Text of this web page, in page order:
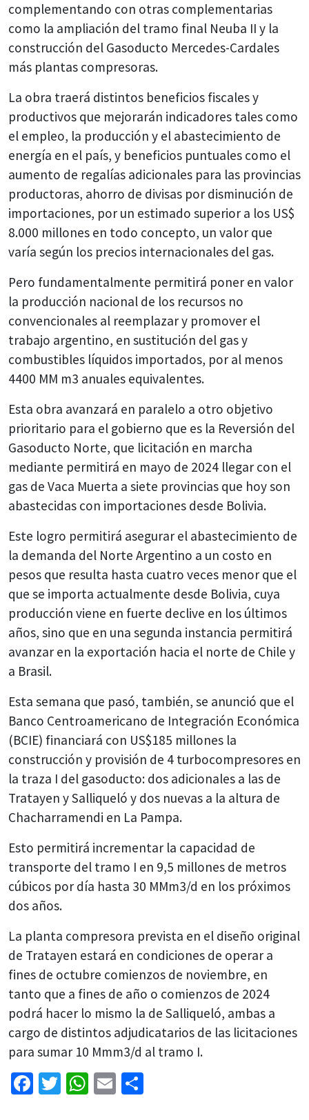
complementando con otras complementarias
como la ampliación del tramo final Neuba II y la
construcción del Gasoducto Mercedes-Cardales
más plantas compresoras.
La obra traerá distintos beneficios fiscales y
productivos que mejorarán indicadores tales como
el empleo, la producción y el abastecimiento de
energía en el país, y beneficios puntuales como el
aumento de regalías adicionales para las provincias
productoras, ahorro de divisas por disminución de
importaciones, por un estimado superior a los US$
8.000 millones en todo concepto, un valor que
varía según los precios internacionales del gas.
Pero fundamentalmente permitirá poner en valor
la producción nacional de los recursos no
convencionales al reemplazar y promover el
trabajo argentino, en sustitución del gas y
combustibles líquidos importados, por al menos
4400 MM m3 anuales equivalentes.
Esta obra avanzará en paralelo a otro objetivo
prioritario para el gobierno que es la Reversión del
Gasoducto Norte, que licitación en marcha
mediante permitirá en mayo de 2024 llegar con el
gas de Vaca Muerta a siete provincias que hoy son
abastecidas con importaciones desde Bolivia.
Este logro permitirá asegurar el abastecimiento de
la demanda del Norte Argentino a un costo en
pesos que resulta hasta cuatro veces menor que el
que se importa actualmente desde Bolivia, cuya
producción viene en fuerte declive en los últimos
años, sino que en una segunda instancia permitirá
avanzar en la exportación hacia el norte de Chile y
a Brasil.
Esta semana que pasó, también, se anunció que el
Banco Centroamericano de Integración Económica
(BCIE) financiará con US$185 millones la
construcción y provisión de 4 turbocompresores en
la traza I del gasoducto: dos adicionales a las de
Tratayen y Salliqueló y dos nuevas a la altura de
Chacharramendi en La Pampa.
Esto permitirá incrementar la capacidad de
transporte del tramo I en 9,5 millones de metros
cúbicos por día hasta 30 MMm3/d en los próximos
dos años.
La planta compresora prevista en el diseño original
de Tratayen estará en condiciones de operar a
fines de octubre comienzos de noviembre, en
tanto que a fines de año o comienzos de 2024
podrá hacer lo mismo la de Salliqueló, ambas a
cargo de distintos adjudicatarios de las licitaciones
para sumar 10 Mmm3/d al tramo I.
Facebook
Twitter
WhatsApp
Email